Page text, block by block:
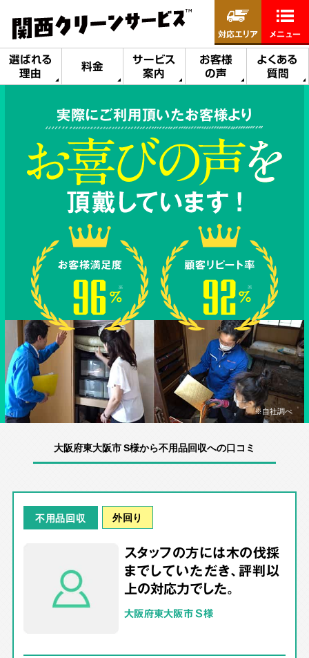
選ばれる
理由
料金
サービス
案内
お客様
の声
よくある
質問
対応エリア メニュー
実際にご利用頂いたお客様より
※自社調べ
大阪府東大阪市 S様から不用品回収への口コミ
不用品回収 外回り
スタッフの方には木の伐採
までしていただき、評判以
上の対応力でした。
大阪府東大阪市 S様